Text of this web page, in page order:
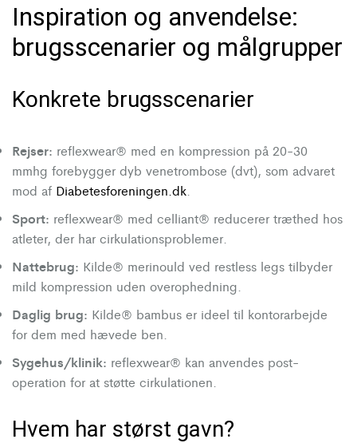
Inspiration og anvendelse:
brugsscenarier og målgrupper
Konkrete brugsscenarier
Rejser: reflexwear® med en kompression på 20-30
mmhg forebygger dyb venetrombose (dvt), som advaret
mod af Diabetesforeningen.dk
Sport: reflexwear® med celliant® reducerer træthed hos
atleter, der har cirkulationsproblemer.
Nattebrug: Kilde® merinould ved restless legs tilbyder
mild kompression uden overophedning.
Daglig brug: Kilde® bambus er ideel til kontorarbejde
for dem med hævede ben.
Sygehus/klinik: reflexwear® kan anvendes post-
operation for at støtte cirkulationen.
Hvem har størst gavn?